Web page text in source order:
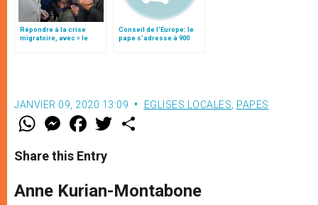
Répondre à la crise
migratoire, avec « le
Conseil de l'Europe: le
pape s'adresse à 900
JANVIER 09, 2020 13:09 EGLISES LOCALES PAPES
W
t
s
p
p
M
e
s
e
g
e
F
a
e
b
o
k
w
r
Share this Entry
Anne Kurian-Montabone